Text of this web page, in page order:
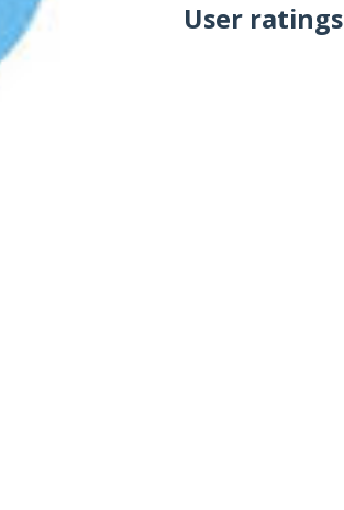
User ratings